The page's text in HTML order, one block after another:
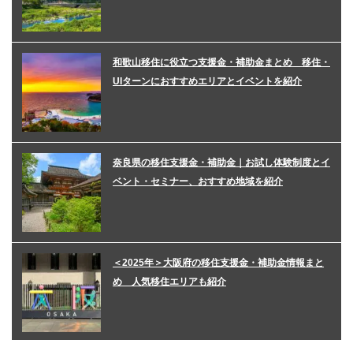
和歌山移住に役立つ支援金・補助金まとめ 移住・
UIターンにおすすめエリアとイベントを紹介
奈良県の移住支援金・補助金｜お試し体験制度とイ
ベント・セミナー、おすすめ地域を紹介
＜2025年＞大阪府の移住支援金・補助金情報まと
め 人気移住エリアも紹介